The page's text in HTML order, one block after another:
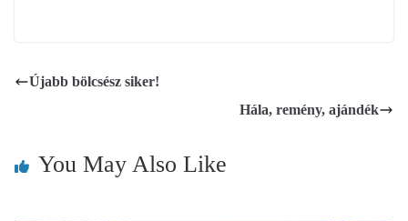
Újabb bölcsész siker!
Hála, remény, ajándék
You May Also Like